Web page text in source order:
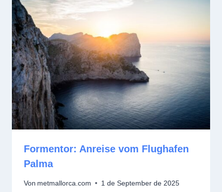
Formentor: Anreise vom Flughafen
Palma
Von metmallorca.com 1 de September de 2025